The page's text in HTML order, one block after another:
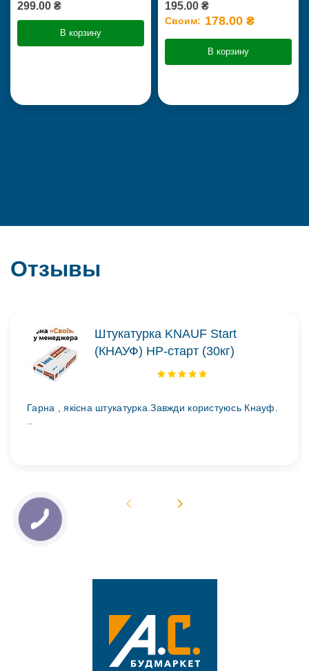
299.00 ₴
В корзину
195.00 ₴
Своим: 178.00 ₴
В корзину
Отзывы
Штукатурка KNAUF Start
(КНАУФ) НР-старт (30кг)
Гарна , якісна штукатурка.Завжди користуюсь Кнауф.
..